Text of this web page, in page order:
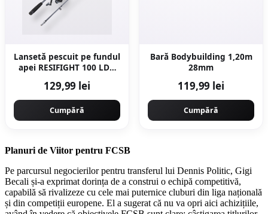
Lansetă pescuit pe fundul
apei RESIFIGHT 100 LDG
129,99 lei
Cumpără
Bară Bodybuilding 1,20m
28mm
119,99 lei
Cumpără
Planuri de Viitor pentru FCSB
Pe parcursul negocierilor pentru transferul lui Dennis Politic, Gigi
Becali și-a exprimat dorința de a construi o echipă competitivă,
capabilă să rivalizeze cu cele mai puternice cluburi din liga națională
și din competiții europene. El a sugerat că nu va opri aici achizițiile,